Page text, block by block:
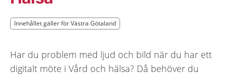
Innehållet gäller för Västra Götaland
Innehållet gäller för Västra Götaland
Har du problem med ljud och bild när du har ett
digitalt möte i Vård och hälsa? Då behöver du